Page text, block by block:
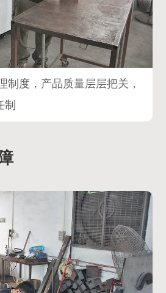
度，产品质量层层把关，
制